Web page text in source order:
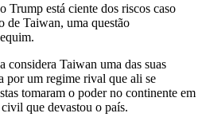
Trump está ciente dos riscos caso
de Taiwan, uma questão
considera Taiwan uma das suas
por um regime rival que ali se
tomaram o poder no continente em
que devastou o país.